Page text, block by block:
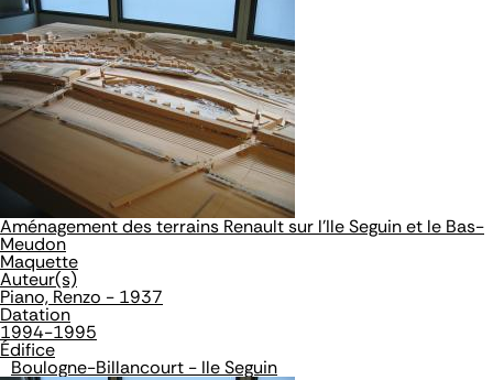
Aménagement des terrains Renault sur l'Ile Seguin et le Bas-
Meudon
Maquette
Auteur(s)
Piano, Renzo - 1937
Datation
1994-1995
Édifice
Boulogne-Billancourt - Ile Seguin